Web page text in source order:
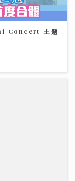
Concert 主題